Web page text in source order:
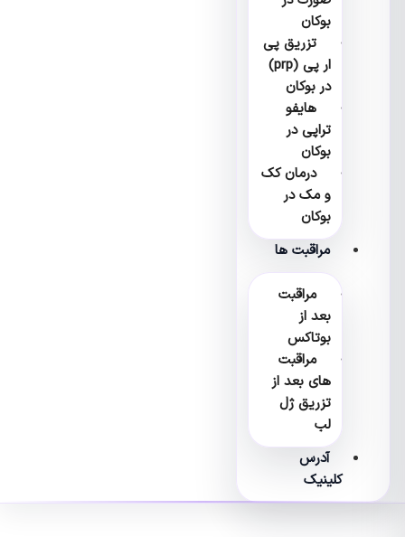
بوکان
تزریق پی
ار پی (prp)
در بوکان
هایفو
تراپی در
بوکان
درمان کک
و مک در
بوکان
مراقبت ها
مراقبت
بعد از
بوتاکس
مراقبت
های بعد از
تزریق ژل
آدرس
کلینیک